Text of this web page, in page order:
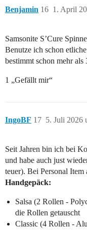
Benjamin 1. April
16
Samsonite S’Cure
Benutze ich schon
bestimmt schon mehr
1 „Gefällt mir“
IngoBF 5. Juli 2026
17
Seit Jahren bin ich bei
und habe auch just
teuer). Bei Personal
Handgepäck:
Salsa (2 Rollen -
die Rollen getauscht
Classic (4 Rollen -